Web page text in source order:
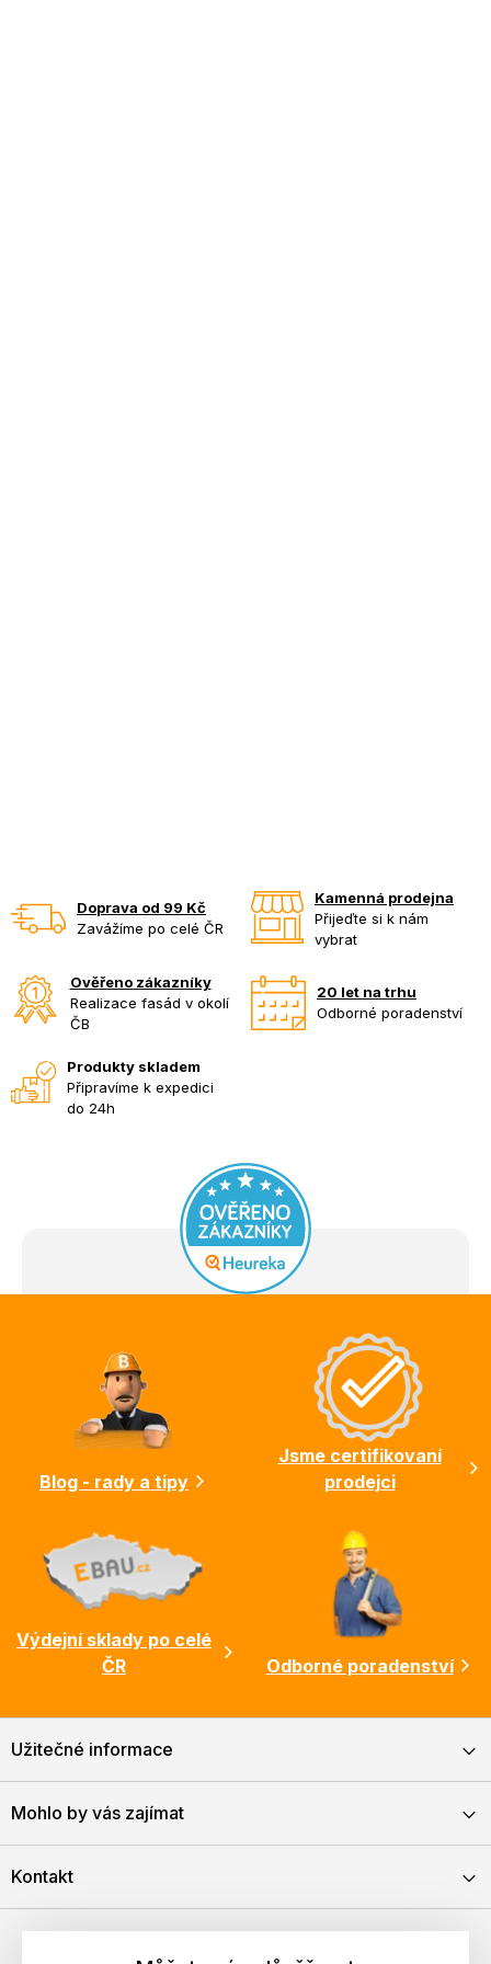
Doprava od 99 Kč
Zavážíme po celé ČR
Kamenná prodejna
Přijeďte si k nám
vybrat
Ověřeno zákazníky
Realizace fasád v okolí
ČB
20 let na trhu
Odborné poradenství
Produkty skladem
Připravíme k expedici
do 24h
Blog - rady a tipy
Jsme certifikovaní
prodejci
Výdejní sklady po celé
ČR
Odborné poradenství
Užitečné informace
Mohlo by vás zajímat
Kontakt